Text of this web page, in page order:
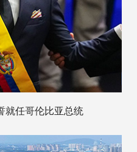
就任哥伦比亚总统